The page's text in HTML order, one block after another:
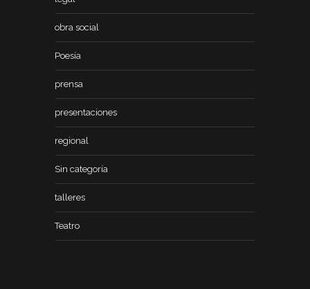
obra social
Poesía
prensa
presentaciones
regional
Sin categoría
talleres
Teatro